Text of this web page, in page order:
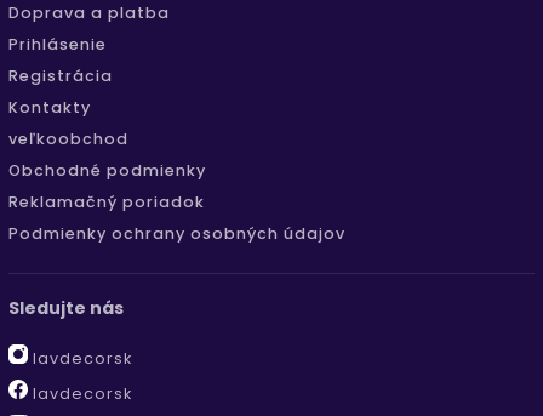
Doprava a platba
Prihlásenie
Registrácia
Kontakty
veľkoobchod
Obchodné podmienky
Reklamačný poriadok
Podmienky ochrany osobných údajov
Sledujte nás
lavdecorsk
lavdecorsk